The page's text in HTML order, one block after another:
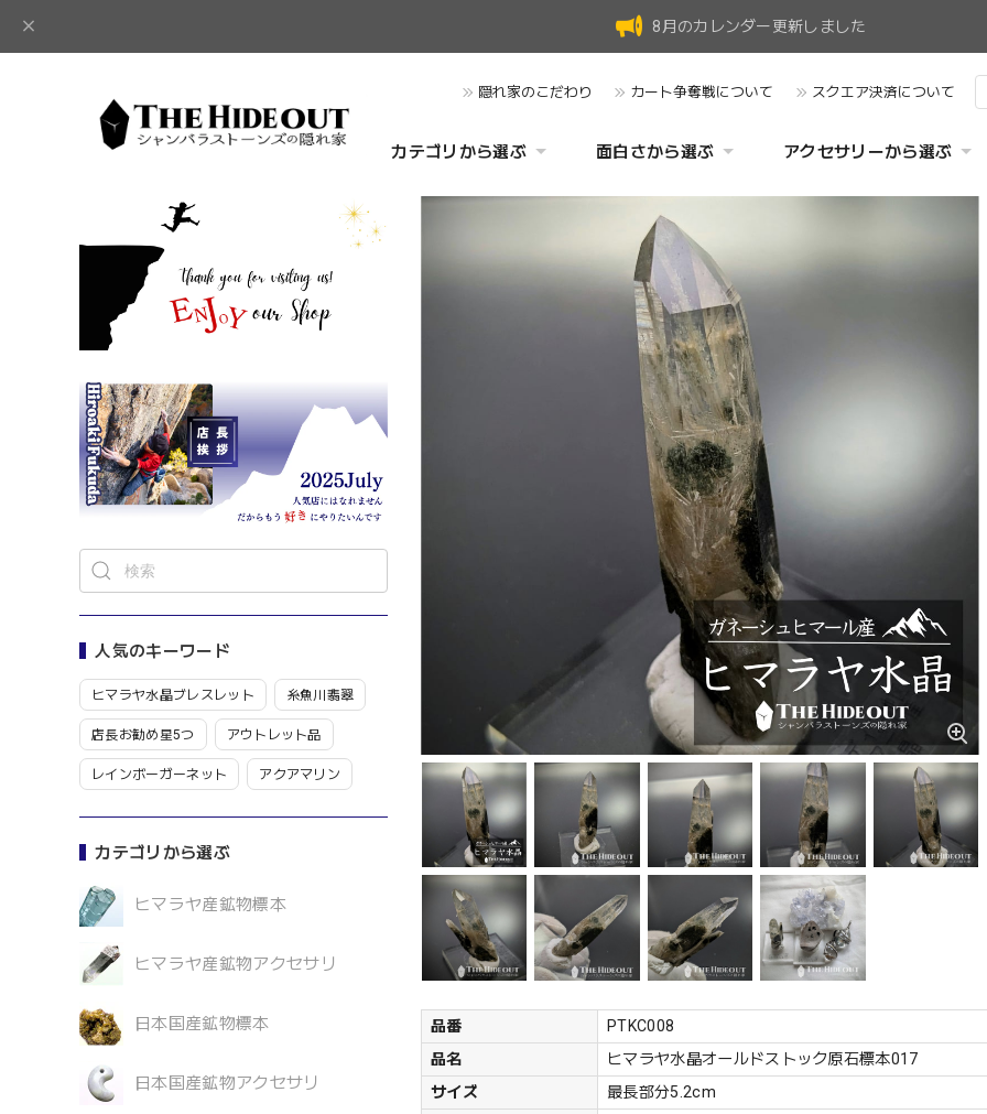
8月のカレンダー更新しました
隠れ家のこだわり カート争奪戦について スクエア決済について
カテゴリから選ぶ 面白さから選ぶ アクセサリーから選ぶ
人気のキーワード
ヒマラヤ水晶ブレスレット 糸魚川翡翠
店長お勧め星5つ アウトレット品
レインボーガーネット アクアマリン
カテゴリから選ぶ
ヒマラヤ産鉱物標本
ヒマラヤ産鉱物アクセサリ
日本国産鉱物標本
日本国産鉱物アクセサリ
品番
PTKC008
品名
ヒマラヤ水晶オールドストック原石標本017
サイズ
最長部分5.2cm